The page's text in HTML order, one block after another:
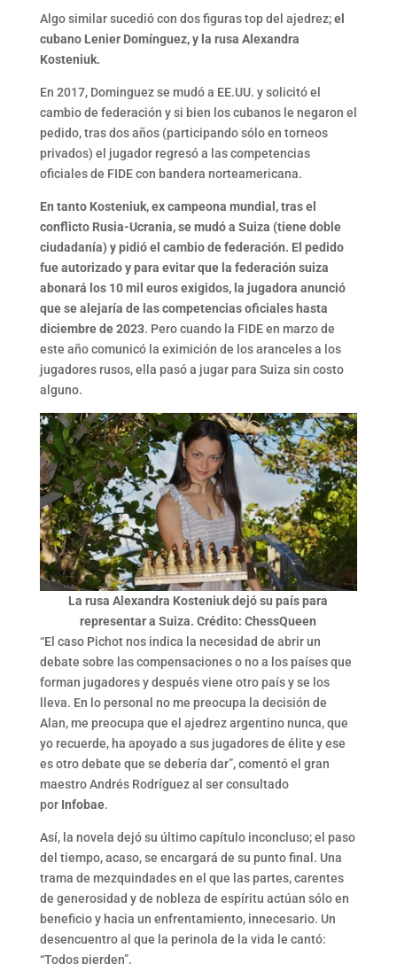
Algo similar sucedió con dos figuras top del ajedrez;el
cubano Lenier Domínguez, y la rusa Alexandra
Kosteniuk.
En 2017, Dominguez se mudó a EE.UU. y solicitó el
cambio de federación y si bien los cubanos le negaron el
pedido, tras dos años (participando sólo en torneos
privados) el jugador regresó a las competencias
oficiales de FIDE con bandera norteamericana.
En tanto Kosteniuk, ex campeona mundial, tras el
conflicto Rusia-Ucrania, se mudó a Suiza (tiene doble
ciudadanía) y pidió el cambio de federación. El pedido
fue autorizado y para evitar que la federación suiza
abonará los 10 mil euros exigidos, la jugadora anunció
que se alejaría de las competencias oficiales hasta
diciembre de 2023. Pero cuando la FIDE en marzo de
este año comunicó la eximición de los aranceles a los
jugadores rusos, ella pasó a jugar para Suiza sin costo
alguno.
La rusa Alexandra Kosteniuk dejó su país para
representar a Suiza. Crédito: ChessQueen
“El caso Pichot nos indica la necesidad de abrir un
debate sobre las compensaciones o no a los países que
forman jugadores y después viene otro país y se los
lleva. En lo personal no me preocupa la decisión de
Alan, me preocupa que el ajedrez argentino nunca, que
yo recuerde, ha apoyado a sus jugadores de élite y ese
es otro debate que se debería dar”, comentó el gran
maestro Andrés Rodríguez al ser consultado
por Infobae.
Así, la novela dejó su último capítulo inconcluso; el paso
del tiempo, acaso, se encargará de su punto final. Una
trama de mezquindades en el que las partes, carentes
de generosidad y de nobleza de espíritu actúan sólo en
beneficio y hacia un enfrentamiento, innecesario. Un
desencuentro al que la perinola de la vida le cantó:
“Todos pierden”.